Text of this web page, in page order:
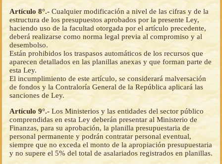
Artículo 8°.- Cualquier modificación a nivel de las cifras y de la
estructura de los presupuestos aprobados por la presente Ley,
haciendo uso de la facultad otorgada por el artículo precedente,
deberá realizarse como norma legal previa al compromiso y al
desembolso.
Están prohibidos los traspasos automáticos de los recursos que
aparecen detallados en las planillas anexas y que forman parte de
esta Ley.
El incumplimiento de este artículo, se considerará malversación
de fondos y la Contraloría General de la República aplicará las
sanciones de Ley.
Artículo 9°.- Los Ministerios y las entidades del sector público
comprendidas en esta Ley deberán presentar al Ministerio de
Finanzas, para su aprobación, la planilla presupuestaria de
personal permanente y podrán contratar personal eventual,
siempre que no exceda el monto de la apropiación presupuestaria
y no supere el 5% del total de asalariados registrados en planillas.